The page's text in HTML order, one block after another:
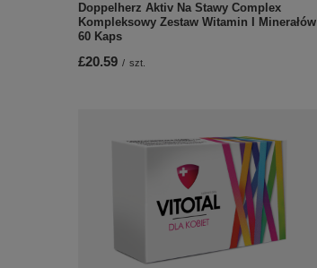
Doppelherz Aktiv Na Stawy Complex
Kompleksowy Zestaw Witamin I Minerałów
60 Kaps
£20.59 / szt.